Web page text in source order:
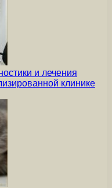
и лечения
клинике